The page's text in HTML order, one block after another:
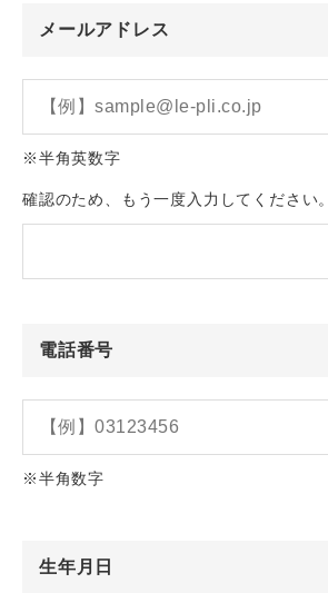
メールアドレス
※半角英数字
確認のため、もう一度入力してください。
電話番号
※半角数字
生年月日